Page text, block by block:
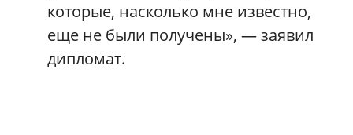
которые, насколько мне известно,
еще не были получены», — заявил
дипломат.